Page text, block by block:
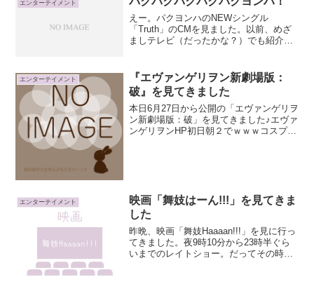
エンターテイメント
えー。パクヨンハのNEWシングル
「Truth」のCMを見ました。以前、めざ
ましテレビ（だったかな？）でも紹介し
かけなくて、もう一度見たかったCM。パ
クヨンハのCM（20...
エンターテイメント
『エヴァンゲリヲン新劇場版：
破』を見てきました
本日6月27日から公開の「エヴァンゲリヲ
ン新劇場版：破」を見てきました♪エヴァ
ンゲリヲンHP初日朝２でｗｗｗコスプレ
エンターテイメント
映画「舞妓はーん!!!」を見てきま
した
昨晩、映画「舞妓Haaaan!!!」を見に行っ
てきました。夜9時10分から23時半ぐら
いまでのレイトショー。だってその時間